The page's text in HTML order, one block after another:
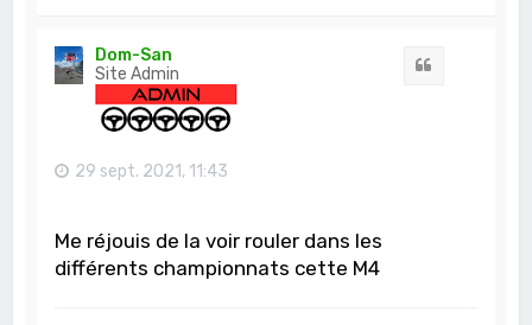
Dom-San
Site Admin
29 sept. 2021, 11:43
Me réjouis de la voir rouler dans les
différents championnats cette M4